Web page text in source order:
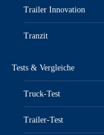
Trailer Innovation
Tranzit
Tests & Vergleiche
Truck-Test
Trailer-Test